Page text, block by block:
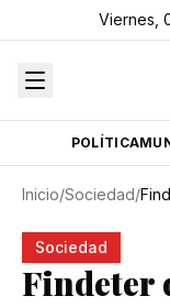
Viernes,
POLÍTICA
Inicio/Sociedad/
Sociedad
Findeter